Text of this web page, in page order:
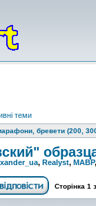
теми
бревети (200,
, Realyst, MABP,
Сторінка 1 з